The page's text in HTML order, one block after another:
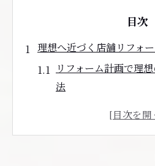
目次
理想へ近づく店舗リフォ
リフォーム計画で理
法
動線設計が店舗リフ